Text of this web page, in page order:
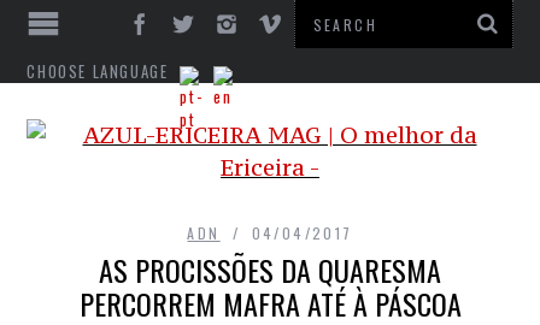
CHOOSE LANGUAGE
ADN 04/04/2017
AS PROCISSÕES DA QUARESMA
PERCORREM MAFRA ATÉ À PÁSCOA